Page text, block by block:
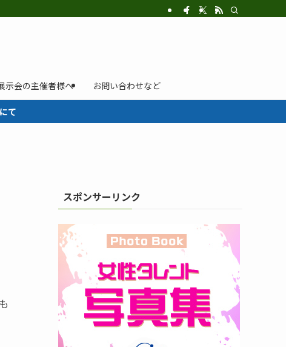
示会の主催者様へ お問い合わせなど
て
スポンサーリンク